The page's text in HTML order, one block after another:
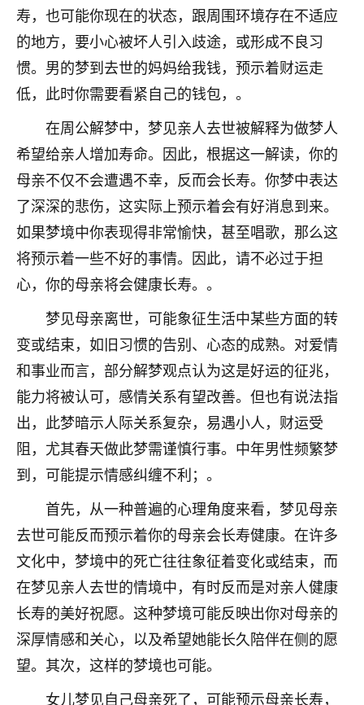
寿，也可能你现在的状态，跟周围环境存在不适应
的地方，要小心被坏人引入歧途，或形成不良习
惯。男的梦到去世的妈妈给我钱，预示着财运走
低，此时你需要看紧自己的钱包，。
在周公解梦中，梦见亲人去世被解释为做梦人
希望给亲人增加寿命。因此，根据这一解读，你的
母亲不仅不会遭遇不幸，反而会长寿。你梦中表达
了深深的悲伤，这实际上预示着会有好消息到来。
如果梦境中你表现得非常愉快，甚至唱歌，那么这
将预示着一些不好的事情。因此，请不必过于担
心，你的母亲将会健康长寿。。
梦见母亲离世，可能象征生活中某些方面的转
变或结束，如旧习惯的告别、心态的成熟。对爱情
和事业而言，部分解梦观点认为这是好运的征兆，
能力将被认可，感情关系有望改善。但也有说法指
出，此梦暗示人际关系复杂，易遇小人，财运受
阻，尤其春天做此梦需谨慎行事。中年男性频繁梦
到，可能提示情感纠缠不利；。
首先，从一种普遍的心理角度来看，梦见母亲
去世可能反而预示着你的母亲会长寿健康。在许多
文化中，梦境中的死亡往往象征着变化或结束，而
在梦见亲人去世的情境中，有时反而是对亲人健康
长寿的美好祝愿。这种梦境可能反映出你对母亲的
深厚情感和关心，以及希望她能长久陪伴在侧的愿
望。其次，这样的梦境也可能。
女儿梦见自己母亲死了，可能预示母亲长寿，
梦醒时分
我女儿高二叛逆，大半年不上学，一说她就要死要活
的，把我们两口子愁的不行，朋友给我推荐的慧来老
师，一开始我是病急乱投医，这半年来，法事一个个
做完，我女儿跟变了个人一样，不期望她能考多好的
大学，只要能安安稳稳的把书读了，身体心理都健健
康康的我就很知足了！
鹿森：可怜天下父母心啊！
3小时前 来自河北 16
付深
我是公司人事调整，有升迁机会，但同时竞争的我们
三个，找老师的时候是抱着侥幸心理，没想到老师看
着我晋升有望，我半信半疑的按照老师建议，做了化
太岁还有一个发钱粮，本来年前的人事调整，拖到年
后，我以为都没戏了，结果开年一上班，开会提拔升
职第一个就是我，职务无所谓，主要是底薪加了
3000，非常开心，无论如何，感恩感谢！🙏🏻
鹿森：恭喜升职加薪！！，请客吗？�
12小时前 来自北京 32
我身体不太好，总是病病殃殃的，去检查又没什么大
问题，反正就是不舒服。中医西医看遍了，找不到问
题，后来无意中看到有人推荐慧来老师，跟老师聊过
之后，心情豁然开朗，也听老师建议，处理了一些因
果问题。今年以来，身体比以前好多，主要是心情好
了，老师说境随心转，现在深有体会了。
鹿森：是的，其实跟老师聊过之后，最大的感
触，首先就是心态会变好，万般皆是命，半点
不由人！